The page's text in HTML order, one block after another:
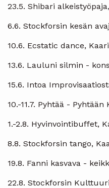
23.5. Shibari
6.6. Stockforsin kesän
10.6. Ecstatic dance,
13.6. Lauluni silmin -
15.6. Intoa
10.-11.7. Pyhtää -
1.-2.8. Hyvinvointibuffet,
8.8. Stockforsin tango,
19.8. Fanni kasvava -
22.8. Stockforsin